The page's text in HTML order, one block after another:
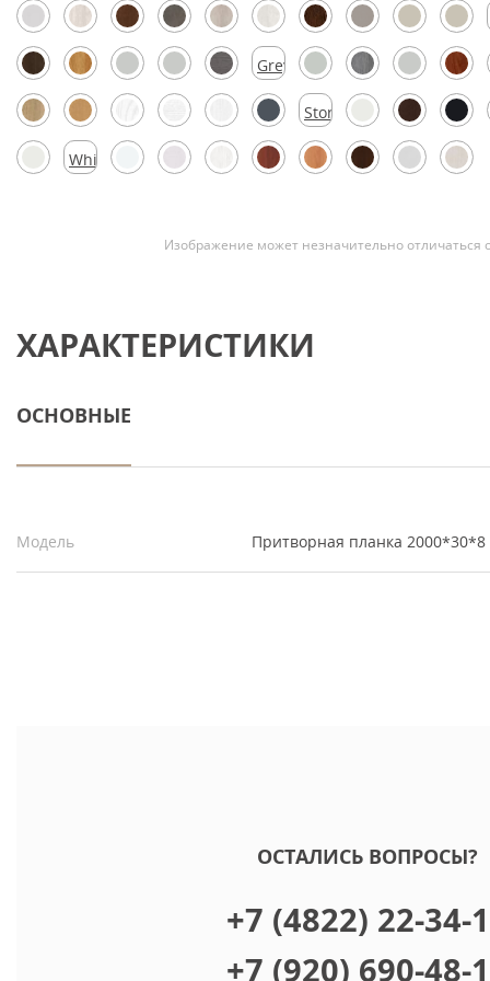
Скрытые
Grey
Silk
Stormy
Silk
White
Изображение может незначительно отличаться
ХАРАКТЕРИСТИКИ
ОСНОВНЫЕ
Модель Притворная планка 2000*30*8
ОСТАЛИСЬ ВОПРОСЫ?
+7 (4822) 22-34-
+7 (920) 690-48-